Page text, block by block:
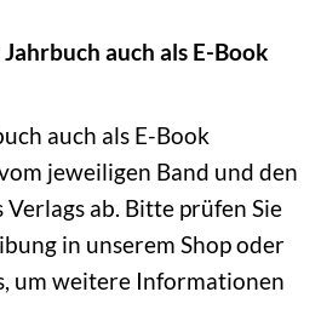
auch als E-Book
auch als E-Book
jeweiligen Band und den
ab. Bitte prüfen Sie
in unserem Shop oder
um weitere Informationen